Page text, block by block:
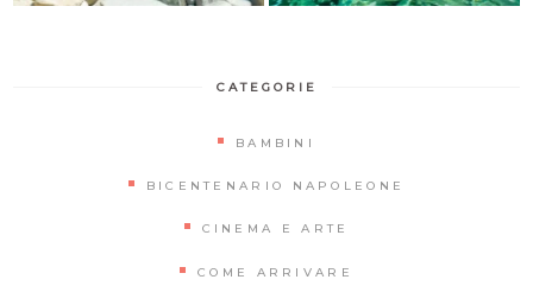
CATEGORIE
BAMBINI
BICENTENARIO NAPOLEONE
CINEMA E ARTE
COME ARRIVARE